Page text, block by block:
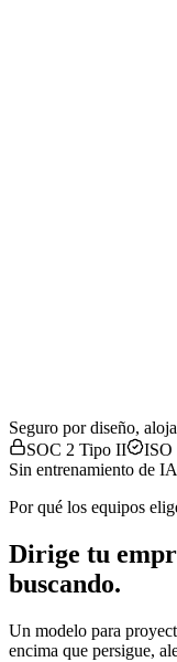
Seguro por diseño,
SOC 2 Tipo II
ISO
Sin entrenamiento de
Por qué los equipos
Dirige tu
buscando.
Un modelo para
encima que persigue,